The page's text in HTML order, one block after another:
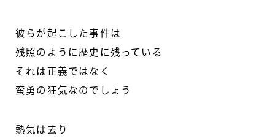
彼らが起こした事件は
残照のように歴史に残っている
それは正義ではなく
蛮勇の狂気なのでしょう
熱気は去り